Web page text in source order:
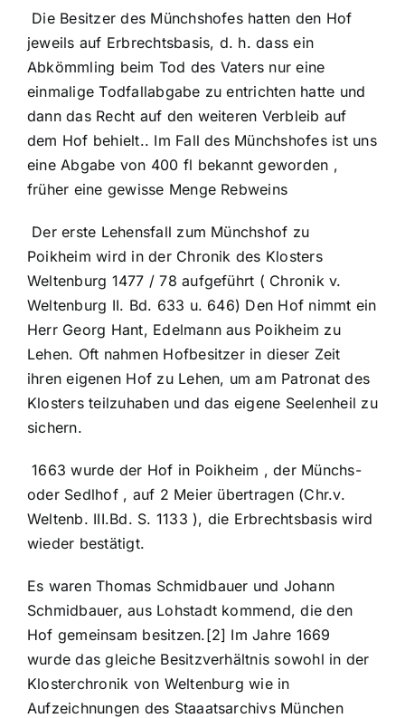
Die Besitzer des Münchshofes hatten den Hof
jeweils auf Erbrechtsbasis, d. h. dass ein
Abkömmling beim Tod des Vaters nur eine
einmalige Todfallabgabe zu entrichten hatte und
dann das Recht auf den weiteren Verbleib auf
dem Hof behielt.. Im Fall des Münchshofes ist uns
eine Abgabe von 400 fl bekannt geworden ,
früher eine gewisse Menge Rebweins
Der erste Lehensfall zum Münchshof zu
Poikheim wird in der Chronik des Klosters
Weltenburg 1477 / 78 aufgeführt ( Chronik v.
Weltenburg II. Bd. 633 u. 646) Den Hof nimmt ein
Herr Georg Hant, Edelmann aus Poikheim zu
Lehen. Oft nahmen Hofbesitzer in dieser Zeit
ihren eigenen Hof zu Lehen, um am Patronat des
Klosters teilzuhaben und das eigene Seelenheil zu
sichern.
1663 wurde der Hof in Poikheim , der Münchs-
oder Sedlhof , auf 2 Meier übertragen (Chr.v.
Weltenb. III.Bd. S. 1133 ), die Erbrechtsbasis wird
wieder bestätigt.
Es waren Thomas Schmidbauer und Johann
Schmidbauer, aus Lohstadt kommend, die den
Hof gemeinsam besitzen.[2] Im Jahre 1669
wurde das gleiche Besitzverhältnis sowohl in der
Klosterchronik von Weltenburg wie in
Aufzeichnungen des Staaatsarchivs München